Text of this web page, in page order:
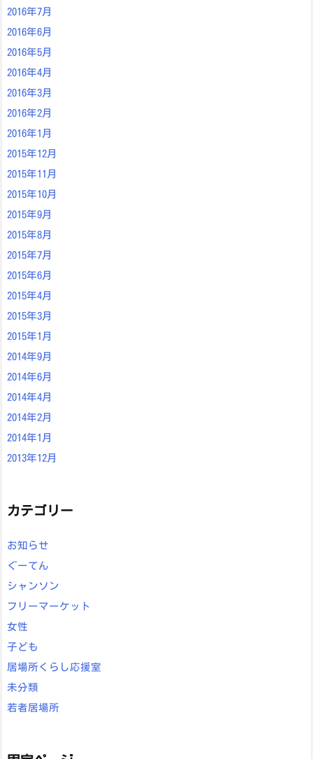
2016年7月
2016年6月
2016年5月
2016年4月
2016年3月
2016年2月
2016年1月
2015年12月
2015年11月
2015年10月
2015年9月
2015年8月
2015年7月
2015年6月
2015年4月
2015年3月
2015年1月
2014年9月
2014年6月
2014年4月
2014年2月
2014年1月
2013年12月
カテゴリー
お知らせ
ぐーてん
シャンソン
フリーマーケット
女性
子ども
居場所くらし応援室
未分類
若者居場所